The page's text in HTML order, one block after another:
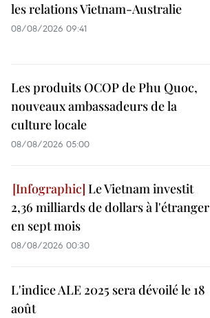
les relations Vietnam-Australie
08/08/2026 09:41
Les produits OCOP de Phu Quoc,
nouveaux ambassadeurs de la
culture locale
08/08/2026 05:00
Le Vietnam investit
2,36 milliards de dollars à l'étranger
en sept mois
08/08/2026 00:30
L'indice ALE 2025 sera dévoilé le 18
août